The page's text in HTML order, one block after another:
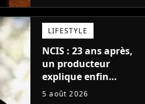
donner de rôle au
cinéma
LIFESTYLE
NCIS : 23 ans après,
un producteur
explique enfin
l'origine de l'idée la
5 août 2026